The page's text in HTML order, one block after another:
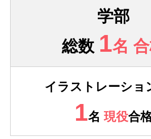
学部
総数 1名
イラストレーショ
1名 現役合